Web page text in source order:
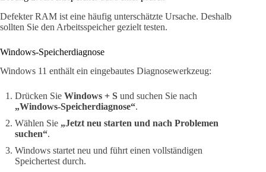
Defekter RAM ist eine häufig unterschätzte Ursache. Deshalb
sollten Sie den Arbeitsspeicher gezielt testen.
Windows-Speicherdiagnose
Windows 11 enthält ein eingebautes Diagnosewerkzeug:
Drücken Sie Windows + S und suchen Sie nach
„Windows-Speicherdiagnose“.
Wählen Sie „Jetzt neu starten und nach Problemen
suchen“.
Windows startet neu und führt einen vollständigen
Speichertest durch.